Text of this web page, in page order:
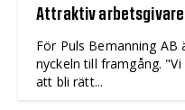
Attraktiv
För Puls Bemanning
nyckeln till framgång.
att bli rätt...